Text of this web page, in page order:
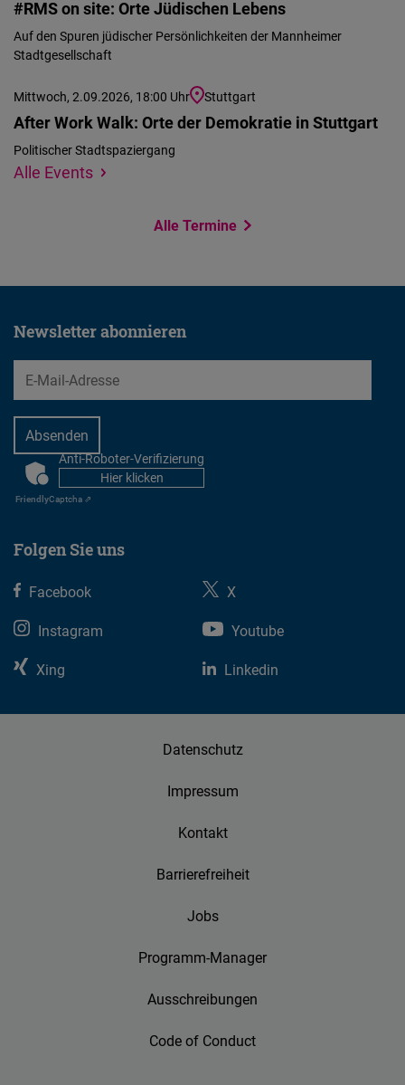
#RMS on site: Orte Jüdischen Lebens
Auf den Spuren jüdischer Persönlichkeiten der Mannheimer
Stadtgesellschaft
Mittwoch, 2.09.2026, 18:00 Uhr Stuttgart
After Work Walk: Orte der Demokratie in Stuttgart
Politischer Stadtspaziergang
Wir
um
Veranstaltungen
in
der
Nähe
anzuzeigen.
Standort
Alle Events
Alle Termine
Newsletter abonnieren
EMail
CAPTCHAAnti-Roboter-Verifizierung
Hier klicken
FriendlyCaptcha ⇗
Folgen Sie uns
Facebook
X
Instagram
Youtube
Xing
Linkedin
Datenschutz
Impressum
Kontakt
Barrierefreiheit
Jobs
Programm-Manager
Ausschreibungen
Code of Conduct